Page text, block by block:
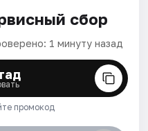
сбор
1 минуту назад
промокод